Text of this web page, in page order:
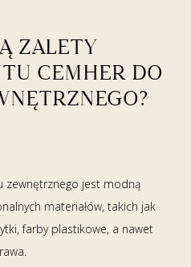
ZALETY
CEMHER DO
zewnętrznego jest modną
materiałów, takich jak
farby plastikowe, a nawet